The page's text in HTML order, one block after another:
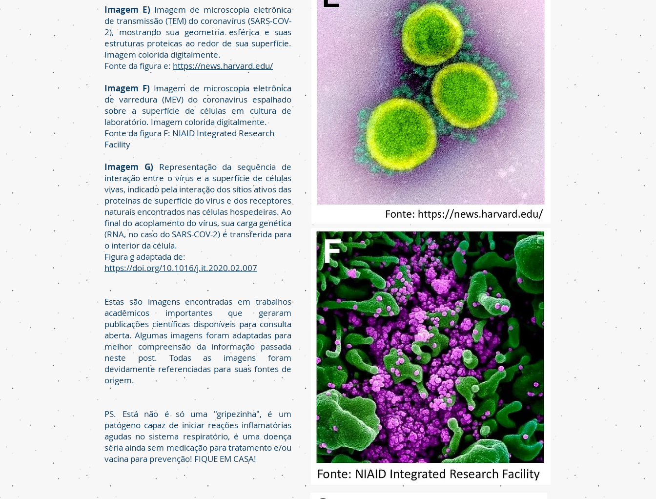
Imagem E) Imagem de microscopia eletrônica
de transmissão (TEM) do coronavírus (SARS-COV-
2), mostrando sua geometria esférica e suas
estruturas proteicas ao redor de sua superfície.
Imagem colorida digitalmente.
Fonte da figura e: https://news.harvard.edu/
Imagem F) Imagem de microscopia eletrônica
de varredura (MEV) do coronavirus espalhado
sobre a superfície de células em cultura de
laboratório. Imagem colorida digitalmente.
Fonte da figura F: NIAID Integrated Research
Facility
Imagem G) Representação da sequência de
interação entre o vírus e a superfície de células
vivas, indicado pela interação dos sítios ativos das
proteínas de superfície do vírus e dos receptores
naturais encontrados nas células hospedeiras. Ao
final do acoplamento do vírus, sua carga genética
(RNA, no caso do SARS-COV-2) é transferida para
o interior da célula.
Figura g adaptada de:
https://doi.org/10.1016/j.it.2020.02.007
Estas são imagens encontradas em trabalhos
acadêmicos importantes que geraram
publicações científicas disponíveis para consulta
aberta. Algumas imagens foram adaptadas para
melhor compreensão da informação passada
neste post. Todas as imagens foram
devidamente referenciadas para suas fontes de
origem.
PS. Está não é só uma "gripezinha", é um
patógeno capaz de iniciar reações inflamatórias
agudas no sistema respiratório, é uma doença
séria ainda sem medicação para tratamento e/ou
vacina para prevenção! FIQUE EM CASA!